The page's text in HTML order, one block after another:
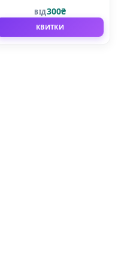
СадовськогоВІД300₴
КВИТКИ